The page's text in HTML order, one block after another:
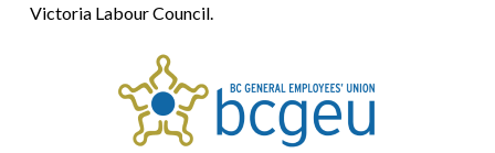
Victoria Labour Council.